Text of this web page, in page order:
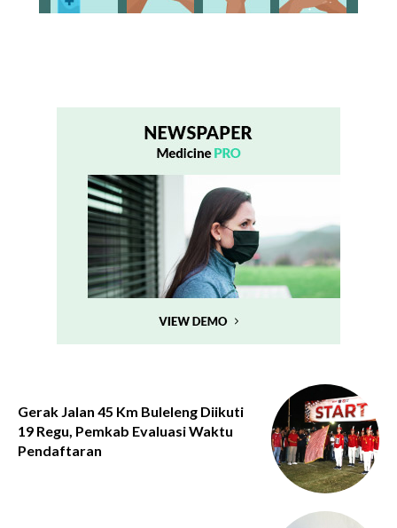
Gerak Jalan 45 Km Buleleng Diikuti
19 Regu, Pemkab Evaluasi Waktu
Pendaftaran